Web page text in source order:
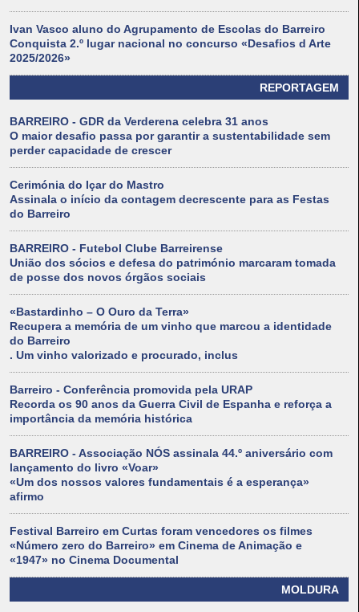
Ivan Vasco aluno do Agrupamento de Escolas do Barreiro
Conquista 2.º lugar nacional no concurso «Desafios d Arte
2025/2026»
REPORTAGEM
BARREIRO - GDR da Verderena celebra 31 anos
O maior desafio passa por garantir a sustentabilidade sem
perder capacidade de crescer
Cerimónia do Içar do Mastro
Assinala o início da contagem decrescente para as Festas
do Barreiro
BARREIRO - Futebol Clube Barreirense
União dos sócios e defesa do património marcaram tomada
de posse dos novos órgãos sociais
«Bastardinho – O Ouro da Terra»
Recupera a memória de um vinho que marcou a identidade
do Barreiro
. Um vinho valorizado e procurado, inclus
Barreiro - Conferência promovida pela URAP
Recorda os 90 anos da Guerra Civil de Espanha e reforça a
importância da memória histórica
BARREIRO - Associação NÓS assinala 44.º aniversário com
lançamento do livro «Voar»
«Um dos nossos valores fundamentais é a esperança»
afirmo
Festival Barreiro em Curtas foram vencedores os filmes
«Número zero do Barreiro» em Cinema de Animação e
«1947» no Cinema Documental
MOLDURA